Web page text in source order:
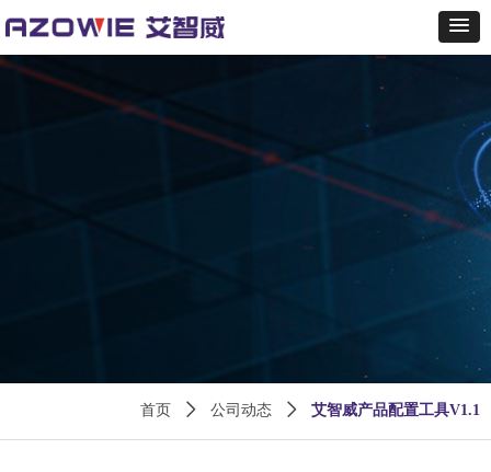
首页 ꄲ 公司动态 ꄲ 艾智威产品配置工具V1.1